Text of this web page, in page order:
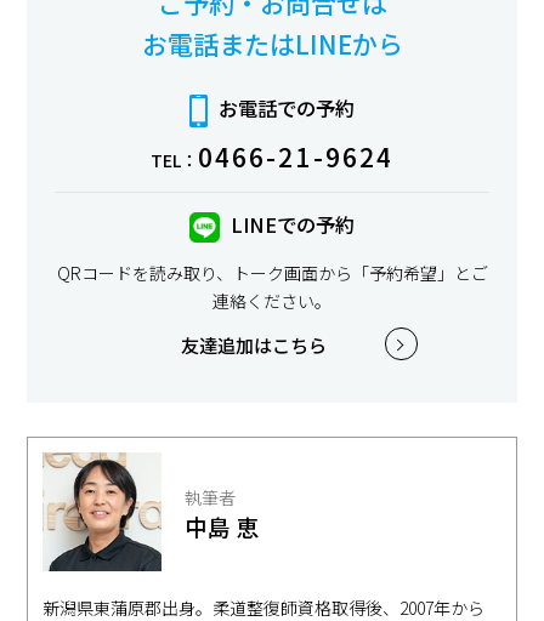
お電話またはLINEから
お電話での予約
TEL： 0466-21-9624
LINEでの予約
QRコードを読み取り、トーク画面から「予約希望」とご
連絡ください。
友達追加はこちら
執筆者
中島 恵
新潟県東蒲原郡出身。柔道整復師資格取得後、2007年から